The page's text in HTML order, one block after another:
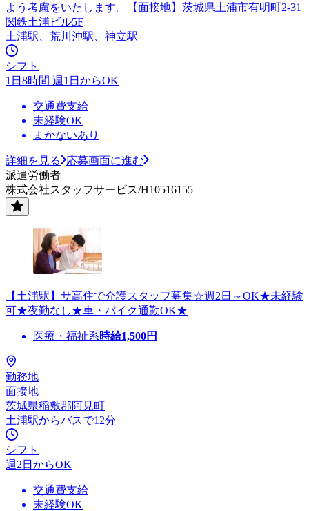
よう考慮をいたします。【面接地】茨城県土浦市有明町2-31
関鉄土浦ビル5F
土浦駅、荒川沖駅、神立駅
シフト
1日8時間 週1日からOK
交通費支給
未経験OK
まかないあり
詳細を見る
応募画面に進む
派遣労働者
株式会社スタッフサービス/H10516155
【土浦駅】サ高住で介護スタッフ募集☆週2日～OK★未経験
可★夜勤なし★車・バイク通勤OK★
医療・福祉系時給1,500円
勤務地
面接地
茨城県稲敷郡阿見町
土浦駅からバスで12分
シフト
週2日からOK
交通費支給
未経験OK